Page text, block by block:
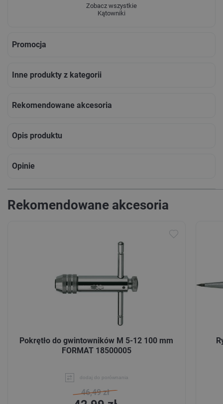
Zobacz wszystkie
Kątowniki
Promocja
Inne produkty z kategorii
Rekomendowane akcesoria
Opis produktu
Opinie
Rekomendowane akcesoria
Pokrętło do gwintowników M 5-12 100 mm
FORMAT 18500005
dodaj do porównania
46,49 zł